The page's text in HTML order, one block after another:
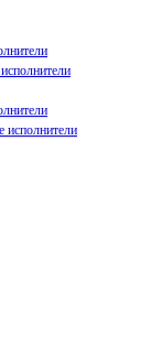
исполнители